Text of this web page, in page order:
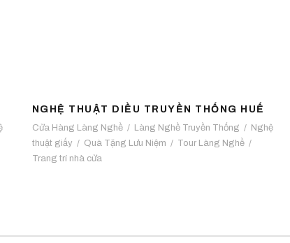
THỐNG HUẾ
NGHỆ THUẬT DIỀU TRUYỀN THỐNG HUẾ
Cửa Hàng Làng Nghề / Làng Nghề Truyền Thống / Nghệ
thuật giấy / Quà Tặng Lưu Niệm / Tour Làng Nghề /
Trang trí nhà cửa